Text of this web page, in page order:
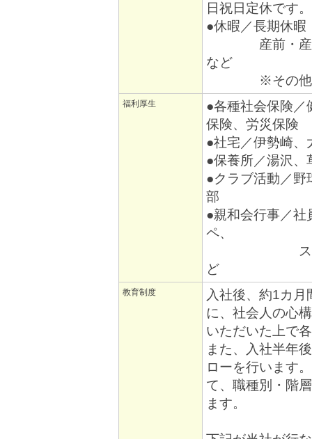
日祝日定休です。
●休暇／長期休暇
産前・産後休
など
※その他 年次
福利厚生
●各種社会保険／
保険、労災保険
●社宅／伊勢崎、
●保養所／湯沢、
●クラブ活動／野
部
●親和会行事／社
ペ、
スキー・ス
ど
教育制度
入社後、約1カ
に、社会人の心
いただいた上で
また、入社半年
ローを行います
て、職種別・階
ます。